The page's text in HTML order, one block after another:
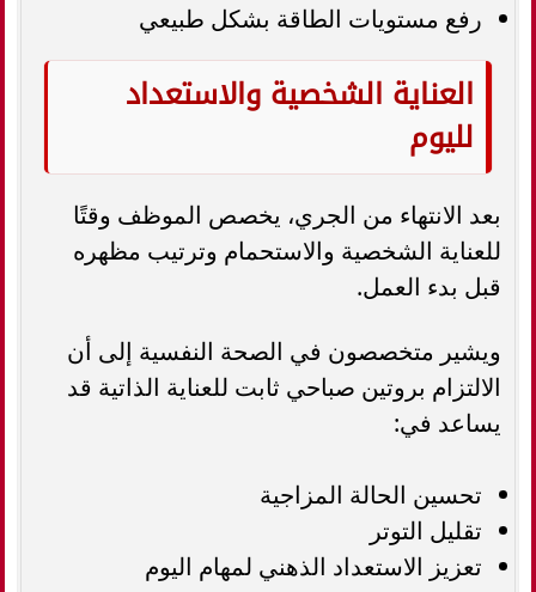
رفع مستويات الطاقة بشكل طبيعي
العناية الشخصية والاستعداد
لليوم
بعد الانتهاء من الجري، يخصص الموظف وقتًا
للعناية الشخصية والاستحمام وترتيب مظهره
قبل بدء العمل.
ويشير متخصصون في الصحة النفسية إلى أن
الالتزام بروتين صباحي ثابت للعناية الذاتية قد
يساعد في:
تحسين الحالة المزاجية
تقليل التوتر
تعزيز الاستعداد الذهني لمهام اليوم